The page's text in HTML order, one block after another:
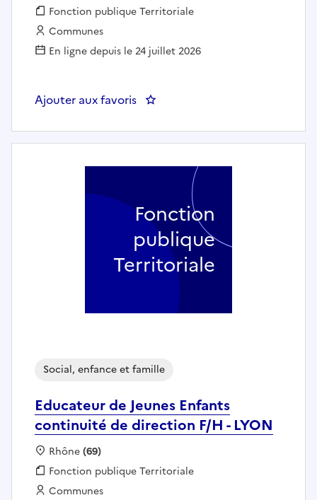
Fonction publique :
Fonction publique Territoriale
Employeur :
Communes
En ligne depuis le 24 juillet 2026
Ajouter aux favoris : Educateur de jeunes enfants
Educateur de Jeunes Enfants
continuité de direction F/H - LYON
Social, enfance et famille
Localisation :
Rhône(69)
Fonction publique :
Fonction publique Territoriale
Employeur :
Communes
Fonction
publique
Territoriale